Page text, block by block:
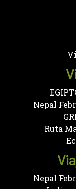
Nepal
Ruta
Nepal